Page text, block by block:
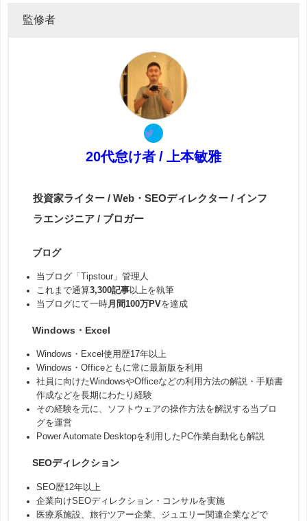
監修者
20代怠け者 / 上本敏雅
投資家ライター / Web・SEOディレクター / インフ
ラエンジニア / ブロガー
ブログ
当ブログ「Tipstour」管理人
これまで通算3,300記事以上を執筆
当ブログにて一時月間100万PVを達成
Windows・Excel
Windows・Excel使用歴17年以上
Windows・Officeともに常に最新版を利用
社員に向けたWindowsやOfficeなどの利用方法の解説・手順書
作成などを長期にわたり経験
その経験を元に、ソフトウェアの操作方法を解説する当ブロ
グを運営
Power Automate Desktopを利用したPC作業自動化も解説
SEOディレクション
SEO歴12年以上
企業向けSEOディレクション・コンサルを実施
医療系施設、旅行ツアー企業、ジュエリー関連企業などで